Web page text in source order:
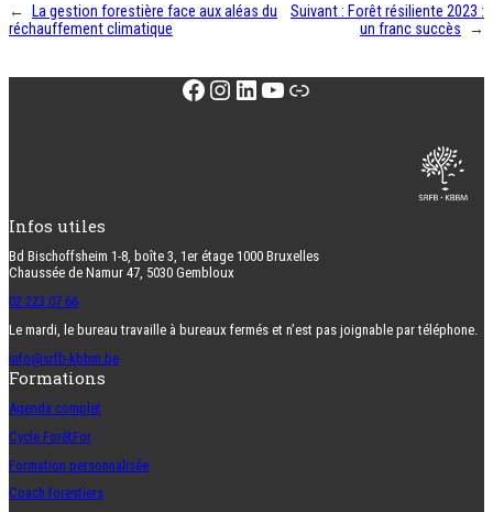
← La gestion forestière face aux aléas du
réchauffement climatique
Suivant : Forêt résiliente 2023 :
un franc succès
→
Facebook
Instagram
LinkedIn
YouTube
Lien
Infos utiles
Bd Bischoffsheim 1-8, boîte 3, 1er étage 1000 Bruxelles
Chaussée de Namur 47, 5030 Gembloux
02 223 07 66
Le mardi, le bureau travaille à bureaux fermés et n’est pas joignable par téléphone.
info@srfb-kbbm.be
Formations
Agenda complet
Cycle ForêtFor
Formation personnalisée
Coach forestiers